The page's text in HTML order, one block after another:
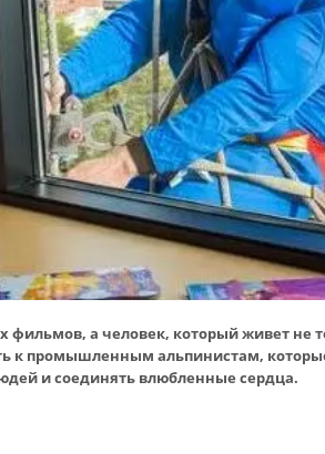
а человек, который живет не
к промышленным альпинистам,
и соединять влюбленные сердца.